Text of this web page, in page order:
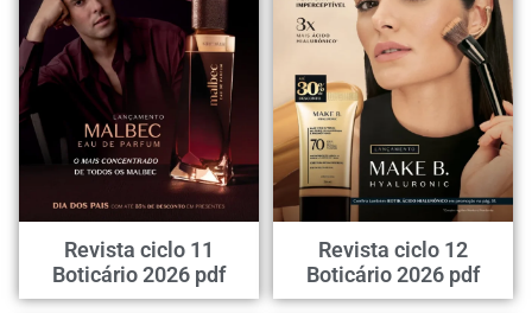
Revista ciclo 11
Boticário 2026 pdf
Revista ciclo 12
Boticário 2026 pdf